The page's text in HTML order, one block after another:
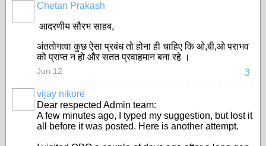
Chetan Prakash
आदरणीय सौरभ साहब,
अंततोगत्वा कुछ ऐसा प्रबंध तो होना ही चाहिए कि ओ,बी,ओ पराभव
को प्राप्त न हो और सतत प्रवाहमान बना रहे ।
3
Jun 12
vijay nikore
Dear respected Admin team:
A few minutes ago, I typed my suggestion, but lost it
all before it was posted. Here is another attempt.